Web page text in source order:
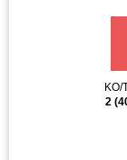
KO/
2